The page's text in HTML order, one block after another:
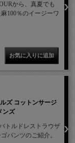
から、真夏でも
100％のイージーワ
ズ コットンサージ
ンズ
トルドレストラウザ
パンツのご紹介。